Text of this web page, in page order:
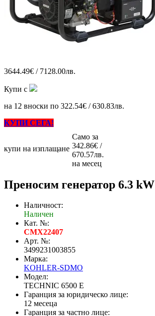
3644.49€ / 7128.00лв.
Купи с
на 12 вноски по 322.54€ / 630.83лв.
КУПИ СЕГА!
купи на изплащане
Само за
342.86€ /
670.57лв.
на месец
Преносим генератор 6.3 kW
Наличност:
Наличен
Кат. №:
CMX22407
Арт. №:
3499231003855
Марка:
KOHLER-SDMO
Модел:
TECHNIC 6500 Е
Гаранция за юридическо лице:
12 месеца
Гаранция за частно лице: